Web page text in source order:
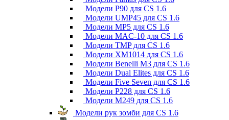
Модели P90 для CS 1.6
Модели UMP45 для CS 1.6
Модели MP5 для CS 1.6
Модели MAC-10 для CS 1.6
Модели TMP для CS 1.6
Модели XM1014 для CS 1.6
Модели Benelli M3 для CS 1.6
Модели Dual Elites для CS 1.6
Модели Five Seven для CS 1.6
Модели P228 для CS 1.6
Модели M249 для CS 1.6
Модели рук зомби для CS 1.6